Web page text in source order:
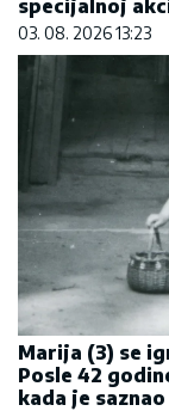
specijalnoj
03. 08. 2026 13:23
Marija (3) se
Posle 42
kada je